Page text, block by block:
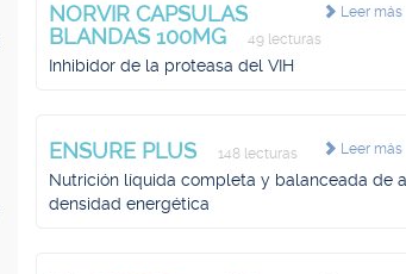
Leer más
NORVIR CAPSULAS
BLANDAS 100MG
49 lecturas
Inhibidor de la proteasa del VIH
Leer más
ENSURE PLUS 148 lecturas
Nutrición líquida completa y balanceada de
densidad energética